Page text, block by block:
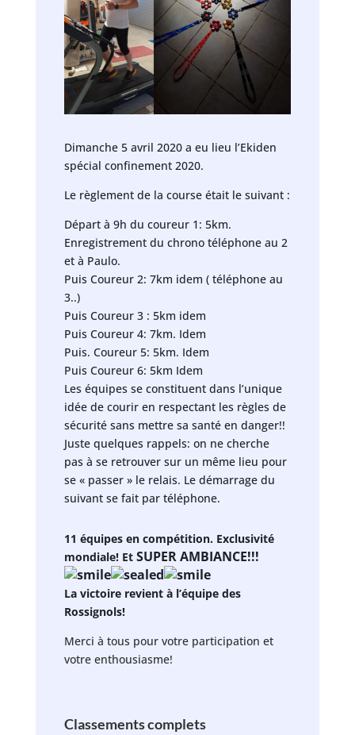
Dimanche 5 avril 2020 a eu lieu l’Ekiden
spécial confinement 2020.
Le règlement de la course était le suivant :
Départ à 9h du coureur 1: 5km.
Enregistrement du chrono téléphone au 2
et à Paulo.
Puis Coureur 2: 7km idem ( téléphone au
3..)
Puis Coureur 3 : 5km idem
Puis Coureur 4: 7km. Idem
Puis. Coureur 5: 5km. Idem
Puis Coureur 6: 5km Idem
Les équipes se constituent dans l’unique
idée de courir en respectant les règles de
sécurité sans mettre sa santé en danger!!
Juste quelques rappels: on ne cherche
pas à se retrouver sur un même lieu pour
se « passer » le relais. Le démarrage du
suivant se fait par téléphone.
11 équipes en compétition. Exclusivité
mondiale! Et SUPER AMBIANCE!!!
La victoire revient à l’équipe des
Rossignols!
Merci à tous pour votre participation et
votre enthousiasme!
Classements complets